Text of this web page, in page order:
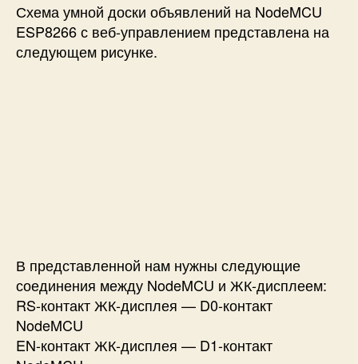
Схема умной доски объявлений на NodeMCU
ESP8266 с веб-управлением представлена на
следующем рисунке.
В представленной нам нужны следующие
соединения между NodeMCU и ЖК-дисплеем:
RS-контакт ЖК-дисплея — D0-контакт
NodeMCU
EN-контакт ЖК-дисплея — D1-контакт